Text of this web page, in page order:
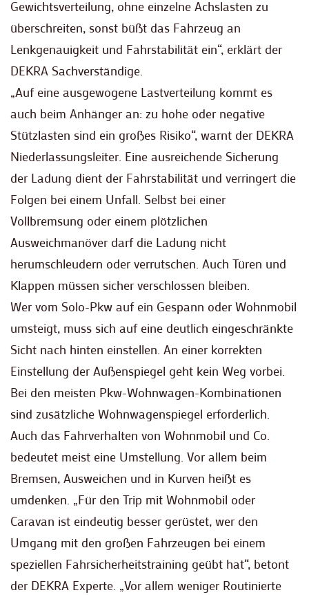
Gewichtsverteilung, ohne einzelne Achslasten zu
überschreiten, sonst büßt das Fahrzeug an
Lenkgenauigkeit und Fahrstabilität ein“, erklärt der
DEKRA Sachverständige.
„Auf eine ausgewogene Lastverteilung kommt es
auch beim Anhänger an: zu hohe oder negative
Stützlasten sind ein großes Risiko“, warnt der DEKRA
Niederlassungsleiter. Eine ausreichende Sicherung
der Ladung dient der Fahrstabilität und verringert die
Folgen bei einem Unfall. Selbst bei einer
Vollbremsung oder einem plötzlichen
Ausweichmanöver darf die Ladung nicht
herumschleudern oder verrutschen. Auch Türen und
Klappen müssen sicher verschlossen bleiben.
Wer vom Solo-Pkw auf ein Gespann oder Wohnmobil
umsteigt, muss sich auf eine deutlich eingeschränkte
Sicht nach hinten einstellen. An einer korrekten
Einstellung der Außenspiegel geht kein Weg vorbei.
Bei den meisten Pkw-Wohnwagen-Kombinationen
sind zusätzliche Wohnwagenspiegel erforderlich.
Auch das Fahrverhalten von Wohnmobil und Co.
bedeutet meist eine Umstellung. Vor allem beim
Bremsen, Ausweichen und in Kurven heißt es
umdenken. „Für den Trip mit Wohnmobil oder
Caravan ist eindeutig besser gerüstet, wer den
Umgang mit den großen Fahrzeugen bei einem
speziellen Fahrsicherheitstraining geübt hat“, betont
der DEKRA Experte. „Vor allem weniger Routinierte